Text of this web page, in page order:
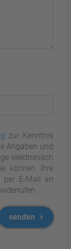
zur Kenntnis
Angaben und
elektronisch
können Ihre
per E-Mail an
senden